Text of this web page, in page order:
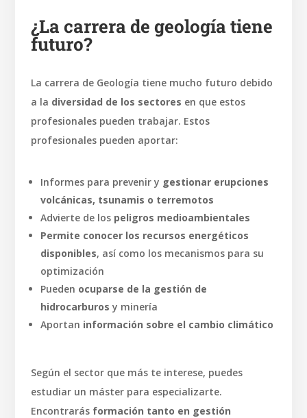
¿La carrera de geología tiene
futuro?
La carrera de Geología tiene mucho futuro debido
a la diversidad de los sectores en que estos
profesionales pueden trabajar. Estos
profesionales pueden aportar:
Informes para prevenir y gestionar erupciones
volcánicas, tsunamis o terremotos
Advierte de lospeligros medioambientales
Permite conocer los recursos energéticos
disponibles, así como los mecanismos para su
optimización
Pueden ocuparse de la gestión de
hidrocarburos y minería
Aportan información sobre el cambio climático
Según el sector que más te interese, puedes
estudiar un máster para especializarte.
Encontrarás formación tanto en gestión